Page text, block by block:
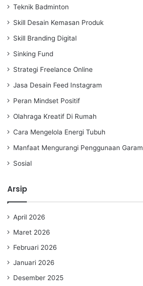
Teknik Badminton
Skill Desain Kemasan Produk
Skill Branding Digital
Sinking Fund
Strategi Freelance Online
Jasa Desain Feed Instagram
Peran Mindset Positif
Olahraga Kreatif Di Rumah
Cara Mengelola Energi Tubuh
Manfaat Mengurangi Penggunaan Garam
Sosial
Arsip
April 2026
Maret 2026
Februari 2026
Januari 2026
Desember 2025